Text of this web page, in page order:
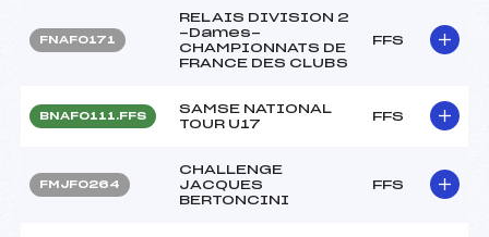
FNAF0171
RELAIS DIVISION 2
-Dames-
CHAMPIONNATS DE
FRANCE DES CLUBS
FFS
BNAF0111.FFS
SAMSE NATIONAL
TOUR U17
FFS
FMJF0264
CHALLENGE
JACQUES
BERTONCINI
FFS